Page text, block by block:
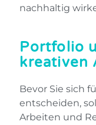
nachhaltig
Portfolio
kreativen
Bevor Sie sich
entscheiden,
Arbeiten und